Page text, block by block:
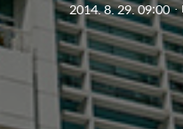
2014. 8. 29. 09:00ㆍ